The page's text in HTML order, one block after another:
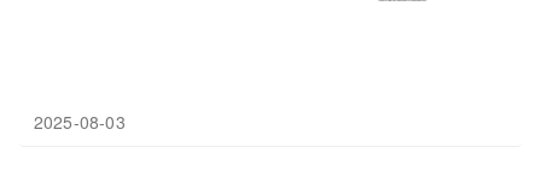
2025-08-03